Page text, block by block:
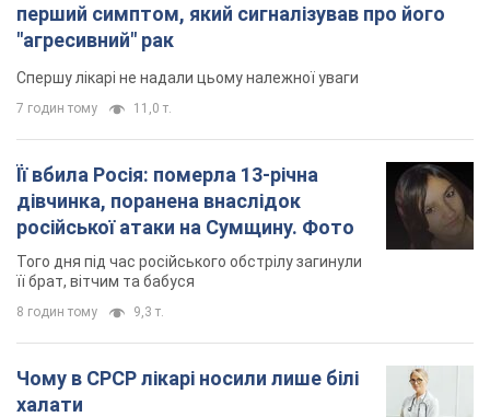
перший симптом, який сигналізував про його
"агресивний" рак
Спершу лікарі не надали цьому належної уваги
7 годин тому 11,0 т.
Її вбила Росія: померла 13-річна
дівчинка, поранена внаслідок
російської атаки на Сумщину. Фото
Того дня під час російського обстрілу загинули
її брат, вітчим та бабуся
8 годин тому 9,3 т.
Чому в СРСР лікарі носили лише білі
халати